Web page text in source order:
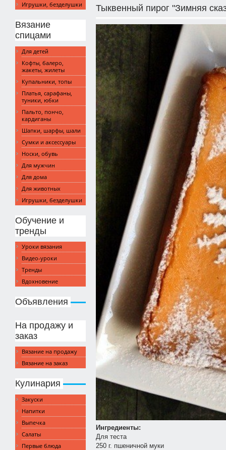
Игрушки, безделушки
Вязание
спицами
Для детей
Кофты, балеро,
жакеты, жилеты
Купальники, топы
Платья, сарафаны,
туники, юбки
Пальто, пончо,
кардиганы
Шапки, шарфы, шали
Сумки и аксессуары
Носки, обувь
Для мужчин
Для дома
Для животных
Игрушки, безделушки
Обучение и
тренды
Уроки вязания
Видео-уроки
Тренды
Вдохновение
Объявления
На продажу и
заказ
Вязание на продажу
Вязание на заказ
Кулинария
Закуски
Напитки
Выпечка
Салаты
Первые блюда
Тыквенный пирог "Зимняя
Ингредиенты:
Для теста
250 г. пшеничной муки